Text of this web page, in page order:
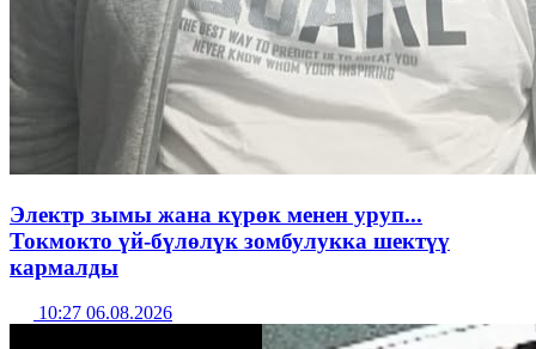
Электр зымы жана күрөк менен уруп...
Токмокто үй-бүлөлүк зомбулукка шектүү
кармалды
10:27 06.08.2026